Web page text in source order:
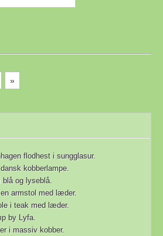
»
flodhest i sungglasur.
kobberlampe.
og lyseblå.
armstol med læder.
i teak med læder.
by Lyfa.
i massiv kobber.